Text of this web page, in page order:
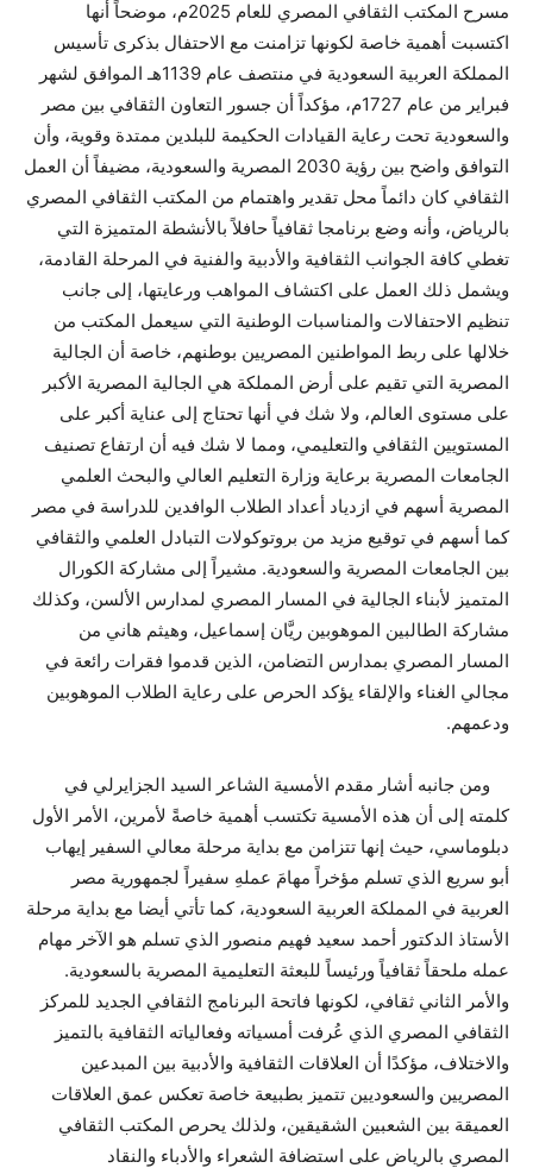
مسرح المكتب الثقافي المصري للعام 2025م، موضحاً أنها
اكتسبت أهمية خاصة لكونها تزامنت مع الاحتفال بذكرى تأسيس
المملكة العربية السعودية في منتصف عام 1139هـ الموافق لشهر
فبراير من عام 1727م، مؤكداً أن جسور التعاون الثقافي بين مصر
والسعودية تحت رعاية القيادات الحكيمة للبلدين ممتدة وقوية، وأن
التوافق واضح بين رؤية 2030 المصرية والسعودية، مضيفاً أن العمل
الثقافي كان دائماً محل تقدير واهتمام من المكتب الثقافي المصري
بالرياض، وأنه وضع برنامجا ثقافياً حافلاً بالأنشطة المتميزة التي
تغطي كافة الجوانب الثقافية والأدبية والفنية في المرحلة القادمة،
ويشمل ذلك العمل على اكتشاف المواهب ورعايتها، إلى جانب
تنظيم الاحتفالات والمناسبات الوطنية التي سيعمل المكتب من
خلالها على ربط المواطنين المصريين بوطنهم، خاصة أن الجالية
المصرية التي تقيم على أرض المملكة هي الجالية المصرية الأكبر
على مستوى العالم، ولا شك في أنها تحتاج إلى عناية أكبر على
المستويين الثقافي والتعليمي، ومما لا شك فيه أن ارتفاع تصنيف
الجامعات المصرية برعاية وزارة التعليم العالي والبحث العلمي
المصرية أسهم في ازدياد أعداد الطلاب الوافدين للدراسة في مصر
كما أسهم في توقيع مزيد من بروتوكولات التبادل العلمي والثقافي
بين الجامعات المصرية والسعودية. مشيراً إلى مشاركة الكورال
المتميز لأبناء الجالية في المسار المصري لمدارس الألسن، وكذلك
مشاركة الطالبين الموهوبين ريَّان إسماعيل، وهيثم هاني من
المسار المصري بمدارس التضامن، الذين قدموا فقرات رائعة في
مجالي الغناء والإلقاء يؤكد الحرص على رعاية الطلاب الموهوبين
ودعمهم.
ومن جانبه أشار مقدم الأمسية الشاعر السيد الجزايرلي في
كلمته إلى أن هذه الأمسية تكتسب أهمية خاصةً لأمرين، الأمر الأول
دبلوماسي، حيث إنها تتزامن مع بداية مرحلة معالي السفير إيهاب
أبو سريع الذي تسلم مؤخراً مهامَ عملهِ سفيراً لجمهورية مصر
العربية في المملكة العربية السعودية، كما تأتي أيضا مع بداية مرحلة
الأستاذ الدكتور أحمد سعيد فهيم منصور الذي تسلم هو الآخر مهام
عمله ملحقاً ثقافياً ورئيساً للبعثة التعليمية المصرية بالسعودية.
والأمر الثاني ثقافي، لكونها فاتحة البرنامج الثقافي الجديد للمركز
الثقافي المصري الذي عُرفت أمسياته وفعالياته الثقافية بالتميز
والاختلاف، مؤكدًا أن العلاقات الثقافية والأدبية بين المبدعين
المصريين والسعوديين تتميز بطبيعة خاصة تعكس عمق العلاقات
العميقة بين الشعبين الشقيقين، ولذلك يحرص المكتب الثقافي
المصري بالرياض على استضافة الشعراء والأدباء والنقاد